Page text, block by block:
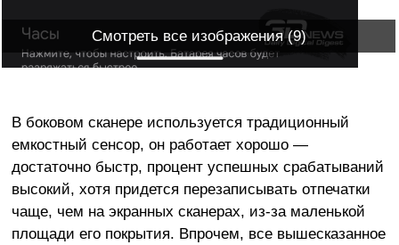
Смотреть все изображения (9)
В боковом сканере используется традиционный
емкостный сенсор, он работает хорошо —
достаточно быстр, процент успешных срабатываний
высокий, хотя придется перезаписывать отпечатки
чаще, чем на экранных сканерах, из-за маленькой
площади его покрытия. Впрочем, все вышесказанное